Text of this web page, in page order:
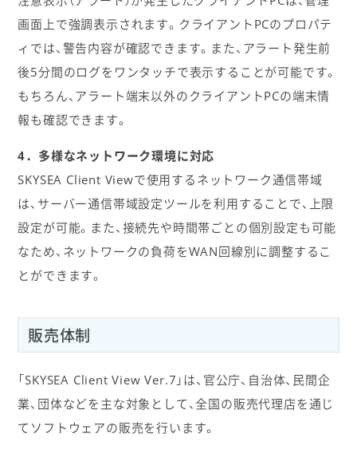
画面上で強調表示されます。クライアントPCのプロパテ
ィでは、警告内容が確認できます。また、アラート発生前
後5分間のログをワンタッチで表示することが可能です。
もちろん、アラート端末以外のクライアントPCの端末情
報も確認できます。
4．多様なネットワーク環境に対応
SKYSEA Client Viewで使用するネットワーク通信帯域
は、サーバー通信帯域設定ツールを利用することで、上限
設定が可能。また、接続先や時間帯ごとの個別設定も可能
なため、ネットワークの負荷をWAN回線別に調整するこ
とができます。
販売体制
「SKYSEA Client View Ver.7」は、官公庁、自治体、民間企
業、団体などを主な対象として、全国の販売代理店を通じ
てソフトウェアの販売を行います。